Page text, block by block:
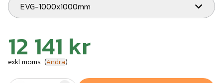
EVG-1000x1000mm
12 141 kr
exkl.moms (Ändra)